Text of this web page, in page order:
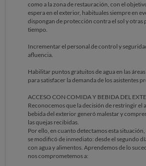
como a la zona de restauración, con el
espera en el exterior, habituales siempre en
dispongan de protección contra el sol y otras
tiempo.
Incrementar el personal de control y
afluencia.
Habilitar puntos gratuitos de agua en las
para satisfacer la demanda de los asistentes
ACCESO CON COMIDA Y BEBIDA DEL
Reconocemos que la decisión de restringir el
bebida del exterior generó malestar y
las quejas recibidas.
Por ello, en cuanto detectamos esta
se modificó de inmediato: desde el segundo
con agua y alimentos. Aprendemos de lo
nos comprometemos a: